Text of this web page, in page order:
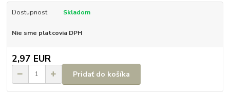
Dostupnosť Skladom
Nie sme platcovia DPH
2,97 EUR
Pridať do košíka